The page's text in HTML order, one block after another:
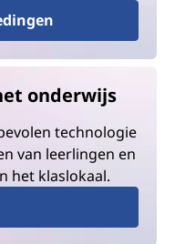
onderwijs
technologie
van leerlingen en
het klaslokaal.